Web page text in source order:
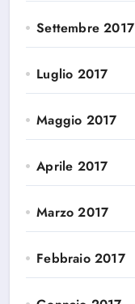
Settembre 2017
Luglio 2017
Maggio 2017
Aprile 2017
Marzo 2017
Febbraio 2017